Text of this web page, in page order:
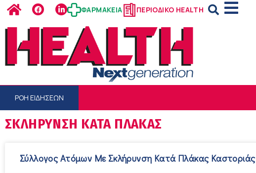
ΦΑΡΜΑΚΕΙΑ ΠΕΡΙΟΔΙΚΟ HEALTH
ΡΟΗ ΕΙΔΗΣΕΩΝ
ΣΚΛΉΡΥΝΣΗ ΚΑΤΆ ΠΛΆΚΑΣ
Σύλλογος Ατόμων Με Σκλήρυνση Κατά Πλάκας Καστοριάς